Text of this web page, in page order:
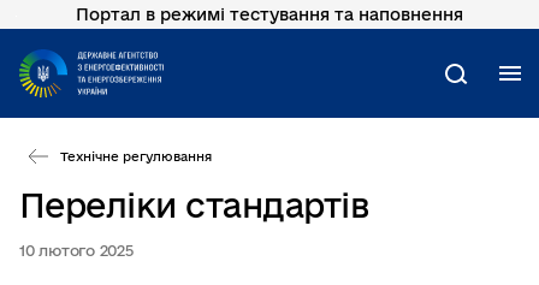
Перейти
основного
вмісту
Портал в режимі тестування та наповнення
Пошук
Технічне регулювання
Переліки стандартів
10 лютого 2025